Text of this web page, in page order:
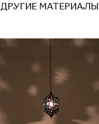
ДРУГИЕ МАТЕРИАЛЫ